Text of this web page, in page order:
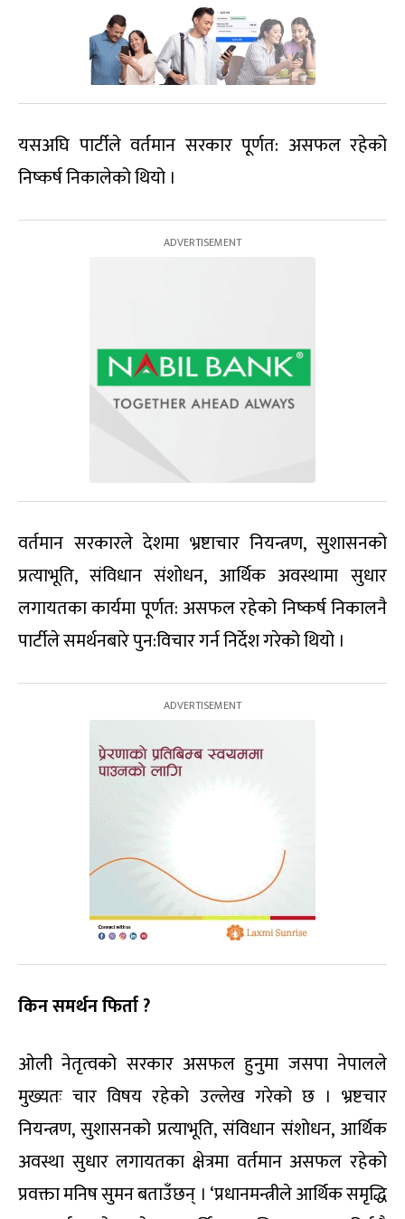
यसअघि पार्टीले वर्तमान सरकार पूर्णत: असफल रहेको
निष्कर्ष निकालेको थियो ।
वर्तमान सरकारले देशमा भ्रष्टाचार नियन्त्रण, सुशासनको
प्रत्याभूति, संविधान संशोधन, आर्थिक अवस्थामा सुधार
लगायतका कार्यमा पूर्णत: असफल रहेको निष्कर्ष निकालनै
पार्टीले समर्थनबारे पुन:विचार गर्न निर्देश गरेको थियो ।
किन समर्थन फिर्ता ?
ओली नेतृत्वको सरकार असफल हुनुमा जसपा नेपालले
मुख्यतः चार विषय रहेको उल्लेख गरेको छ । भ्रष्टचार
नियन्त्रण, सुशासनको प्रत्याभूति, संविधान संशोधन, आर्थिक
अवस्था सुधार लगायतका क्षेत्रमा वर्तमान असफल रहेको
प्रवक्ता मनिष सुमन बताउँछन् । ‘प्रधानमन्त्रीले आर्थिक समृद्धि